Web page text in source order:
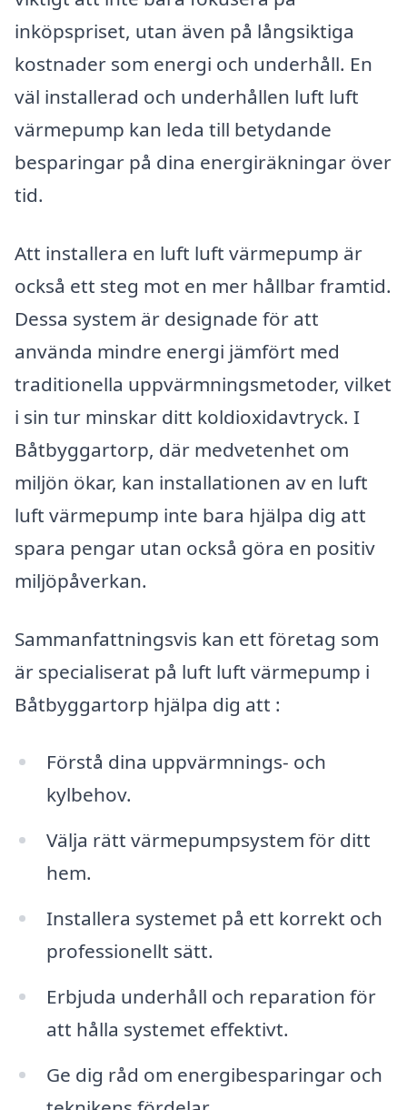
inköpspriset, utan även på långsiktiga
kostnader som energi och underhåll. En
väl installerad och underhållen luft luft
värmepump kan leda till betydande
besparingar på dina energiräkningar över
tid.
Att installera en luft luft värmepump är
också ett steg mot en mer hållbar framtid.
Dessa system är designade för att
använda mindre energi jämfört med
traditionella uppvärmningsmetoder, vilket
i sin tur minskar ditt koldioxidavtryck. I
Båtbyggartorp, där medvetenhet om
miljön ökar, kan installationen av en luft
luft värmepump inte bara hjälpa dig att
spara pengar utan också göra en positiv
miljöpåverkan.
Sammanfattningsvis kan ett företag som
är specialiserat på luft luft värmepump i
Båtbyggartorp hjälpa dig att :
Förstå dina uppvärmnings- och
kylbehov.
Välja rätt värmepumpsystem för ditt
hem.
Installera systemet på ett korrekt och
professionellt sätt.
Erbjuda underhåll och reparation för
att hålla systemet effektivt.
Ge dig råd om energibesparingar och